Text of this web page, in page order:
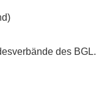
des BGL.